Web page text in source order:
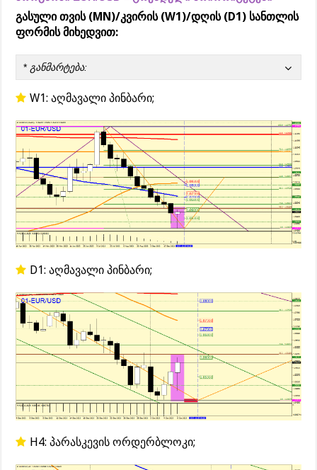
გასული თვის (MN)/კვირის (W1)/დღის (D1) სანთლის
ფორმის მიხედვით:
* განმარტება:
W1: აღმავალი პინბარი;
D1: აღმავალი პინბარი;
H4: პარასკევის ორდერბლოკი;